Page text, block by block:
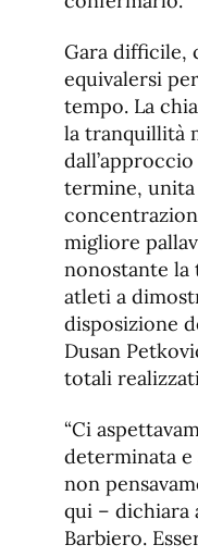
Gara difficile,
equivalersi
tempo. La
la tranquillità
termine, unita
migliore
nonostante la
atleti a
disposizione
Dusan
totali
“Ci
determinata e
non
qui – dichiara
Barbiero.